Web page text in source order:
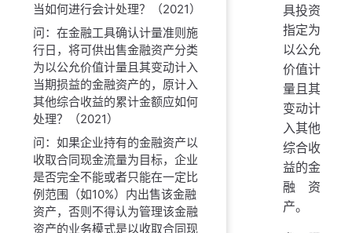
当如何进行会计处理？（2021）
问：在金融工具确认计量准则施
行日，将可供出售金融资产分类
为以公允价值计量且其变动计入
当期损益的金融资产的，原计入
其他综合收益的累计金额应如何
处理？（2021）
问：如果企业持有的金融资产以
收取合同现金流量为目标，企业
是否完全不能或者只能在一定比
例范围（如10%）内出售该金融
资产，否则不得认为管理该金融
资产的业务模式是以收取合同现
具投资
指定为
以公允
价值计
量且其
变动计
入其他
综合收
益的金
融资
产。